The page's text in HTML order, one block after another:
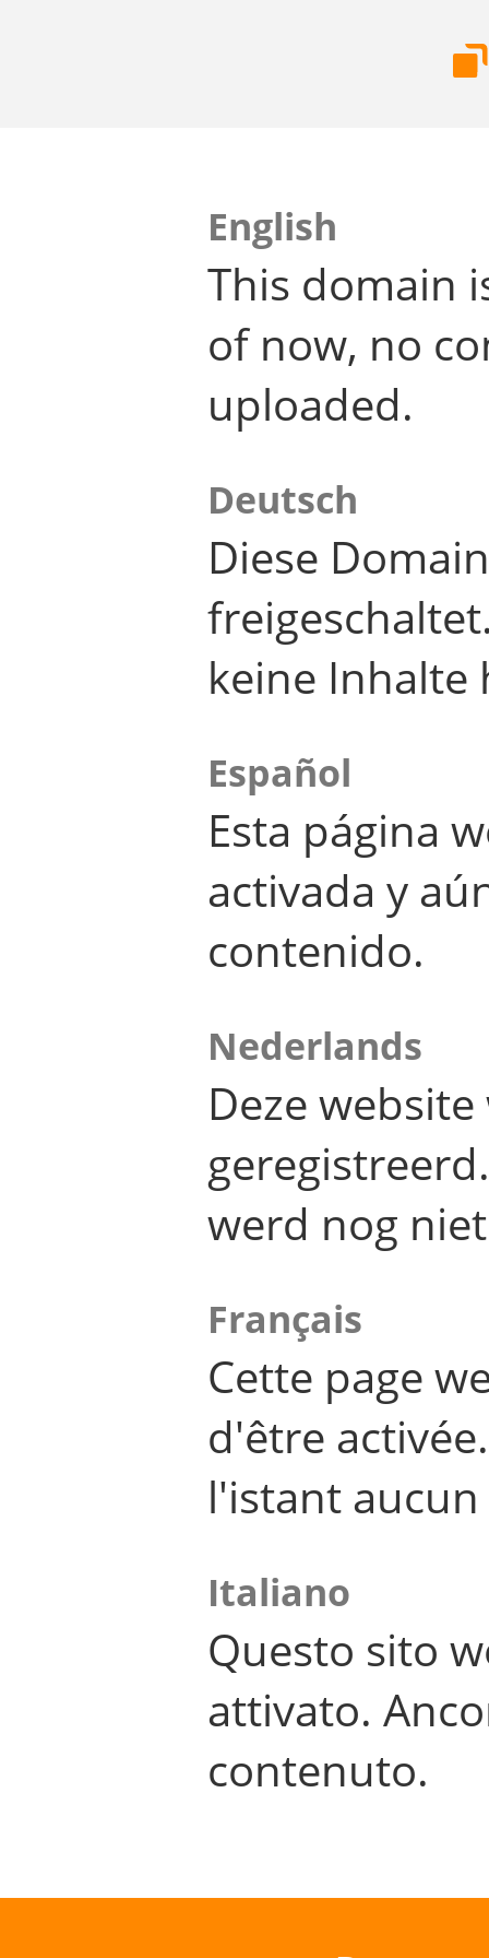
English
This domain
of now, no
uploaded.
Deutsch
Diese
keine Inhalte
Español
Esta página
activada y
contenido.
Nederlands
Deze
werd nog
Français
Cette page
d'être
l'istant
Italiano
Questo sito
attivato.
contenuto.